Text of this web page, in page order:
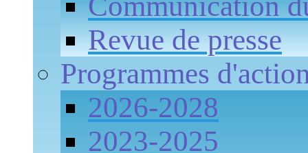
Revue de presse
Programmes
2026-2028
2023-2025